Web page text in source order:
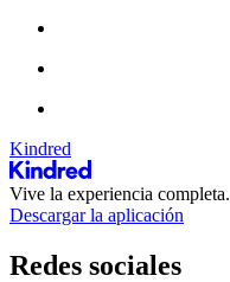
Kindred
Vive la experiencia completa.
Descargar la aplicación
Redes sociales